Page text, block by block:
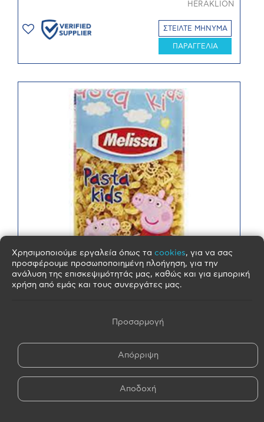
HERAKLION
ΣΤΕΙΛΤΕ ΜΗΝΥΜΑ
ΠΑΡΑΓΓΕΛΙΑ
ΜΕΛΙΣΣΑ 500G PASTA KIDS 'PEPPA PIG'
Προέλευση:
HERAKLION
Χρησιμοποιούμε εργαλεία όπως τα cookies, για να σας
προσφέρουμε προσωποποιημένη πλοήγηση, για την
ανάλυση της επισκεψιμότητάς μας, καθώς και για εμπορική
χρήση από εμάς και τους συνεργάτες μας.
Προσαρμογή
Απόρριψη
Αποδοχή